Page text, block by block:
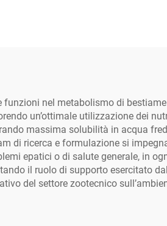
funzioni nel metabolismo di
un’ottimale utilizzazione dei
massima solubilità in acqua
di ricerca e formulazione si
epatici o di salute generale, in
il ruolo di supporto esercitato
del settore zootecnico